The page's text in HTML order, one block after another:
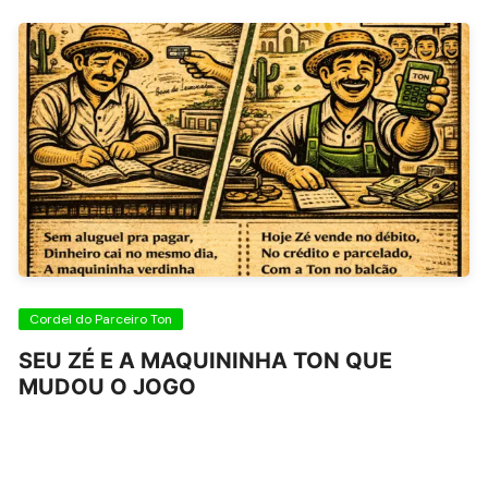
Cordel do Parceiro Ton
SEU ZÉ E A MAQUININHA TON QUE
MUDOU O JOGO